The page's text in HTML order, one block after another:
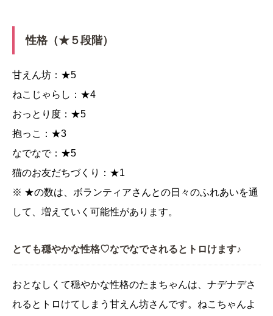
性格（★５段階）
甘えん坊：★5
ねこじゃらし：★4
おっとり度：★5
抱っこ：★3
なでなで：★5
猫のお友だちづくり：★1
※ ★の数は、ボランティアさんとの日々のふれあいを通
して、増えていく可能性があります。
とても穏やかな性格♡なでなでされるとトロけます♪
おとなしくて穏やかな性格のたまちゃんは、ナデナデさ
れるとトロけてしまう甘えん坊さんです。ねこちゃんよ